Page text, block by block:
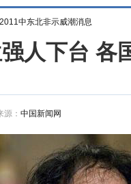
2011中东北非示威潮消息
人下台 各
源： 中国新闻网